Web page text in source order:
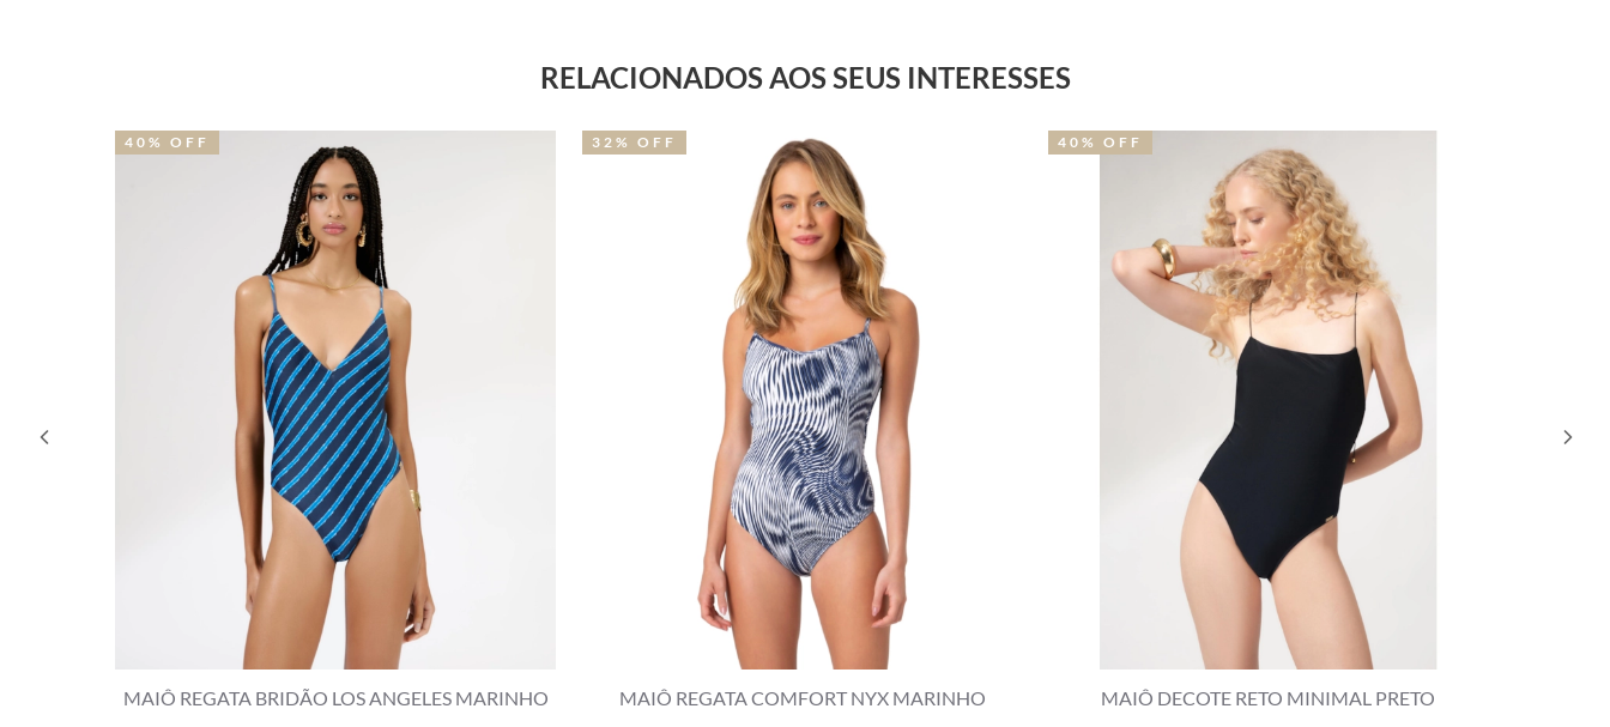
RELACIONADOS AOS SEUS INTERESSES
MAIÔ REGATA BRIDÃO LOS ANGELES MARINHO
40% OFF
MAIÔ REGATA COMFORT NYX MARINHO
32% OFF
MAIÔ DECOTE RETO MINIMAL PRETO
40% OFF